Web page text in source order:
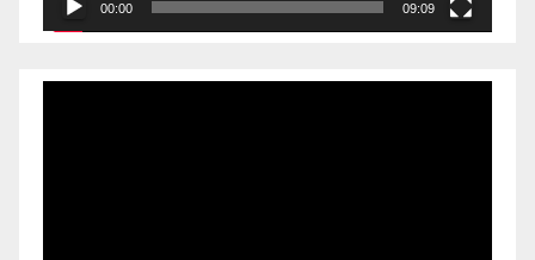
00:00 09:09